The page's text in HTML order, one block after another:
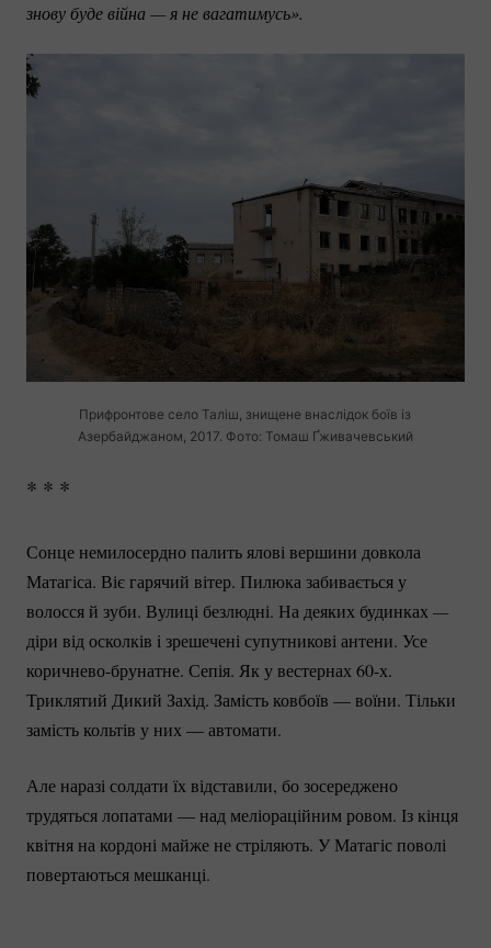
знову буде війна — я не вагатимусь».
Прифронтове село Таліш, знищене внаслідок боїв із
Азербайджаном, 2017. Фото: Томаш Ґживачевський
* * *
Сонце немилосердно палить ялові вершини довкола
Матагіса. Віє гарячий вітер. Пилюка забивається у
волосся й зуби. Вулиці безлюдні. На деяких будинках —
діри від осколків i зрешечені супутникові антени. Усе
коричнево-брунатне. Сепія. Як у вестернах 60-х.
Триклятий Дикий Захід. Замість ковбоїв — воїни. Тільки
замість кольтів у них — автомати.
Але наразі солдати їх відставили, бо зосереджено
трудяться лопатами — над меліораційним ровом. Із кінця
квітня на кордоні майже не стріляють. У Матагіс поволі
повертаються мешканці.